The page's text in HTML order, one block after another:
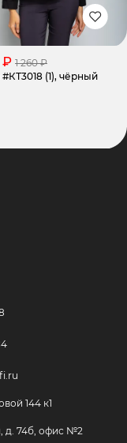
₽ 1 260 ₽
(1), чёрный
144 к1
д. 74б, офис №2